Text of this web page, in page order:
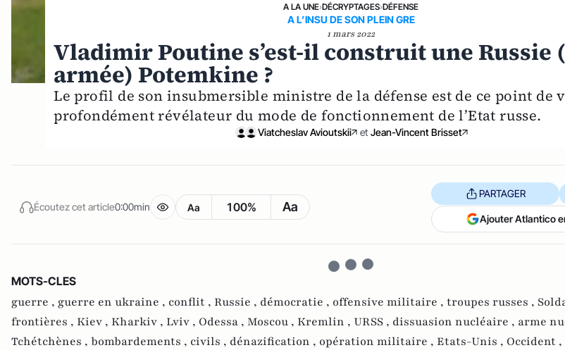
A LA UNE›DÉCRYPTAGES›DÉFENSE
A L’INSU DE SON PLEIN GRE
1 mars 2022
Vladimir Poutine s’est-il construit une Russie
armée) Potemkine ?
Le profil de son insubmersible ministre de la défense est de ce point de
profondément révélateur du mode de fonctionnement de l’Etat russe.
Viatcheslav Avioutskii et Jean-Vincent Brisset
Écoutez cet article0:00min Aa 100% Aa
PARTAGER
Ajouter Atlantico
MOTS-CLES
guerre , guerre en ukraine , conflit , Russie , démocratie , offensive militaire , troupes russes ,
frontières , Kiev , Kharkiv , Lviv , Odessa , Moscou , Kremlin , URSS , dissuasion nucléaire , arme
Tchétchènes , bombardements , civils , dénazification , opération militaire , Etats-Unis , Occident ,